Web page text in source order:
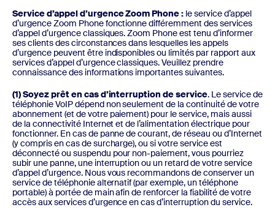
Service d’appel d’urgence Zoom Phone : le service d’appel
d’urgence Zoom Phone fonctionne différemment des services
d’appel d’urgence classiques. Zoom Phone est tenu d’informer
ses clients des circonstances dans lesquelles les appels
d’urgence peuvent être indisponibles ou limités par rapport aux
services d’appel d’urgence classiques. Veuillez prendre
connaissance des informations importantes suivantes.
(1) Soyez prêt en cas d’interruption de service. Le service de
téléphonie VoIP dépend non seulement de la continuité de votre
abonnement (et de votre paiement) pour le service, mais aussi
de la connectivité Internet et de l’alimentation électrique pour
fonctionner. En cas de panne de courant, de réseau ou d’Internet
(y compris en cas de surcharge), ou si votre service est
déconnecté ou suspendu pour non-paiement, vous pourriez
subir une panne, une interruption ou un retard de votre service
d’appel d’urgence. Nous vous recommandons de conserver un
service de téléphonie alternatif (par exemple, un téléphone
portable) à portée de main afin de renforcer la fiabilité de votre
accès aux services d’urgence en cas d’interruption du service.